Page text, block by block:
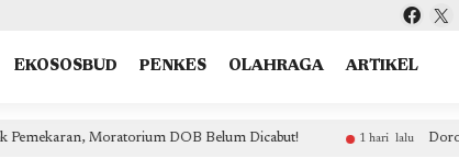
isPartOfProductId: "CAow7IrHDA:openaccess", clientOptions: { theme: "light", lang:
EKOSOSBUD PENKES OLAHRAGA ARTIKEL
1 hari lalu Dorong Eliminasi Malaria & Pengendalian HIV-